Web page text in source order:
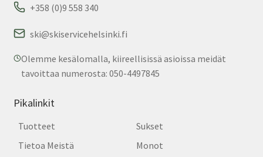
+358 (0)9 558 340
ski@skiservicehelsinki.fi
Olemme kesälomalla, kiireellisissä asioissa meidät
tavoittaa numerosta: 050-4497845
Pikalinkit
Tuotteet
Tietoa Meistä
Sukset
Monot